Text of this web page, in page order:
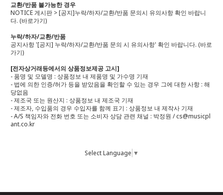
교환/반품 불가능한 경우
NOTICE 게시판 > [공지]누락/하자/교환/반품 문의시 유의사항 확인 바랍니
다. (바로가기)
누락/하자/교환/반품
공지사항 '[공지] 누락/하자/교환/반품 문의 시 유의사항' 확인 바랍니다. (바로
가기)
[전자상거래등에서의 상품정보제공 고시]
- 품명 및 모델명 : 상품정보 내 제품명 및 가수명 기재
- 법에 의한 인증/허가 등을 받았음을 확인할 수 있는 경우 그에 대한 사항 : 해
당없음
- 제조국 또는 원산지 : 상품정보 내 제조국 기재
- 제조자, 수입품의 경우 수입자를 함께 표기 : 상품정보 내 제작사 기재
- A/S 책임자와 전화 번호 또는 소비자 상담 관련 채널 : 박정원 / cs@musicpl
ant.co.kr
Select Language ▼